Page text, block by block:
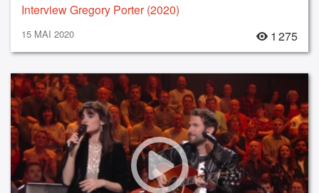
Interview Gregory Porter (2020)
15 MAI 2020 1 275